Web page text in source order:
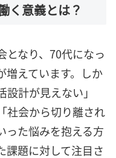
く意義とは？
となり、70代になっ
増えています。しか
計が見えない」
社会から切り離され
った悩みを抱える方
課題に対して注目さ